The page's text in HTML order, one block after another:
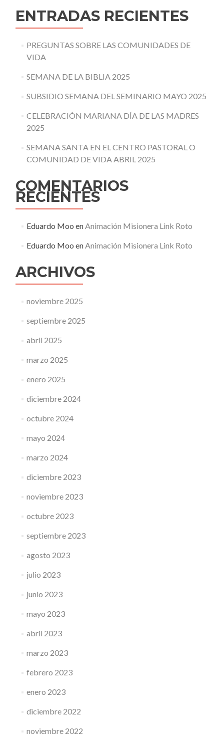
ENTRADAS RECIENTES
PREGUNTAS SOBRE LAS COMUNIDADES DE
VIDA
SEMANA DE LA BIBLIA 2025
SUBSIDIO SEMANA DEL SEMINARIO MAYO 2025
CELEBRACIÓN MARIANA DÍA DE LAS MADRES
2025
SEMANA SANTA EN EL CENTRO PASTORAL O
COMUNIDAD DE VIDA ABRIL 2025
COMENTARIOS
RECIENTES
Eduardo Moo enAnimación Misionera Link Roto
Eduardo Moo enAnimación Misionera Link Roto
ARCHIVOS
noviembre 2025
septiembre 2025
abril 2025
marzo 2025
enero 2025
diciembre 2024
octubre 2024
mayo 2024
marzo 2024
diciembre 2023
noviembre 2023
octubre 2023
septiembre 2023
agosto 2023
julio 2023
junio 2023
mayo 2023
abril 2023
marzo 2023
febrero 2023
enero 2023
diciembre 2022
noviembre 2022